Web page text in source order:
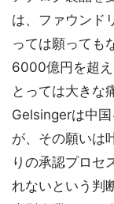
は、ファウンド
っては願っても
6000億円を超
とっては大きな
Gelsingerは中
が、その願いは
りの承認プロセ
れないという判